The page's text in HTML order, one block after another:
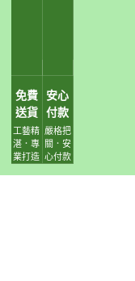
免費
送貨
工藝精
湛．專
業打造
安心
付款
嚴格把
關．安
心付款